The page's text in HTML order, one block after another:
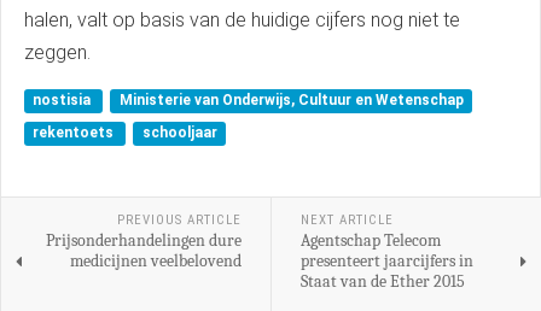
halen, valt op basis van de huidige cijfers nog niet te
zeggen.
nostisia
Ministerie van Onderwijs, Cultuur en Wetenschap
rekentoets
schooljaar
PREVIOUS ARTICLE
Prijsonderhandelingen dure
medicijnen veelbelovend
NEXT ARTICLE
Agentschap Telecom
presenteert jaarcijfers in
Staat van de Ether 2015